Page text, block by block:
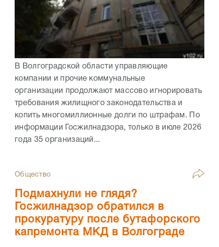
В Волгоградской области управляющие
компании и прочие коммунальные
организации продолжают массово игнорировать
требования жилищного законодательства и
копить многомиллионные долги по штрафам. По
информации Госжилнадзора, только в июле 2026
года 35 организаций...
Общество
Подмахнули не глядя?
Госжилнадзор обратился в
прокуратуру после бутафорского
капремонта МКД в Волгограде